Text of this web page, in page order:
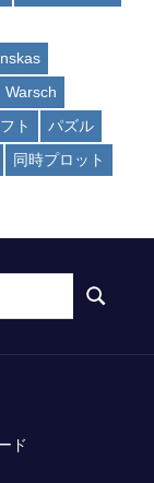
Warsch
ト
パズル
同時プロット
SEARCH
ド